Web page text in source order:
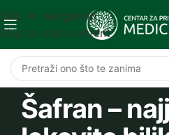
Skip to navigation
Skip to main content
Šafran –